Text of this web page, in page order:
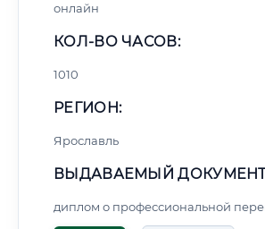
онлайн
КОЛ-ВО ЧАСОВ:
1010
РЕГИОН:
Ярославль
ВЫДАВАЕМЫЙ
диплом о профессиональной